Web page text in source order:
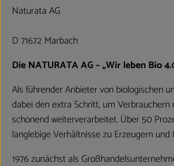
Naturata AG
D 71672 Marbach
Die NATURATA AG – „Wir leben Bio
Als führender Anbieter von biologischen
dabei den extra Schritt, um
schonend weiterverarbeitet. Über 50
langlebige Verhältnisse zu Erzeugern
1976 zunächst als